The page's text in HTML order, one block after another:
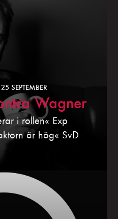
SEPTEMBER
Wagner
i rollen« Exp
är hög« SvD